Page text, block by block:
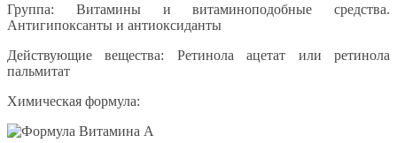
Группа: Витамины и витаминоподобные средства.
Антигипоксанты и антиоксиданты
Действующие вещества: Ретинола ацетат или ретинола
пальмитат
Химическая формула: